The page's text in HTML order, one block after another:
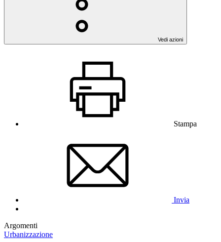
Vedi azioni
Stampa
Invia
Argomenti
Urbanizzazione